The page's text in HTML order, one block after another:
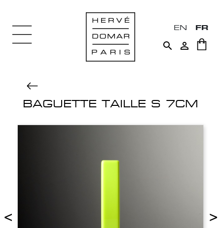
EN FR
 
BAGUETTE TAILLE S 7CM
< >